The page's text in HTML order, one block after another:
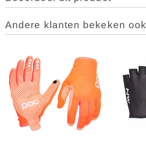
Andere klanten bekeken ook